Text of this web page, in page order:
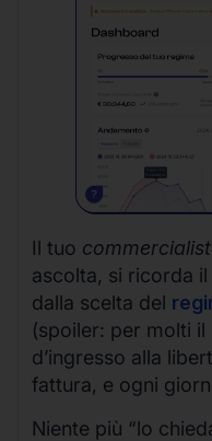
Il tuo
ascolta, si ricorda
dalla scelta del
(spoiler: per molti il
d’ingresso alla
fattura, e ogni
Niente più “lo